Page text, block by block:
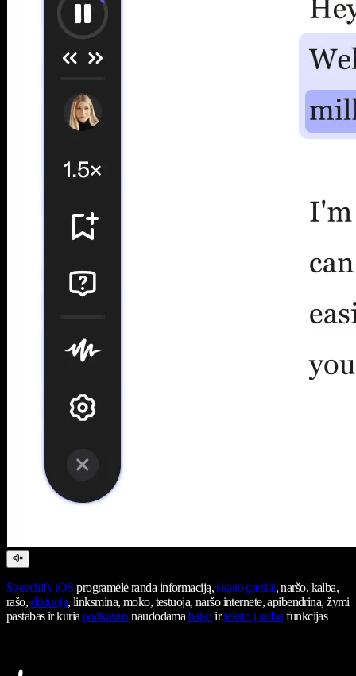
Speechify iOS programėlė randa informaciją,skaito garsiai, naršo, kalba,
rašo, diktuoja, linksmina, moko, testuoja, naršo internete, apibendrina, žymi
pastabas ir kuriapodkastusnaudodamabalsoirteksto į kalbąfunkcijas